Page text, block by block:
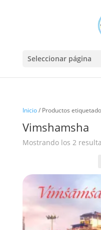
Seleccionar página
Inicio/ Productos
Vimshamsha
Mostrando los 2